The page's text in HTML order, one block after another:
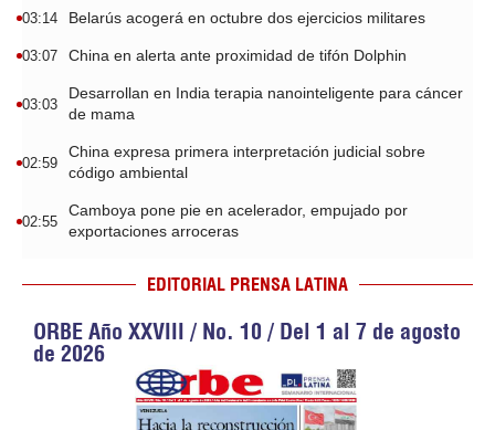
03:14 Belarús acogerá en octubre dos ejercicios militares
03:07 China en alerta ante proximidad de tifón Dolphin
03:03
Desarrollan en India terapia nanointeligente para cáncer
de mama
02:59
China expresa primera interpretación judicial sobre
código ambiental
02:55
Camboya pone pie en acelerador, empujado por
exportaciones arroceras
EDITORIAL PRENSA LATINA
ORBE Año XXVIII / No. 10 / Del 1 al 7 de agosto
de 2026